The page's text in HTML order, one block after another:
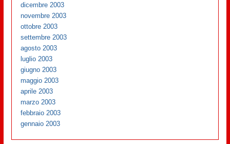
dicembre 2003
novembre 2003
ottobre 2003
settembre 2003
agosto 2003
luglio 2003
giugno 2003
maggio 2003
aprile 2003
marzo 2003
febbraio 2003
gennaio 2003